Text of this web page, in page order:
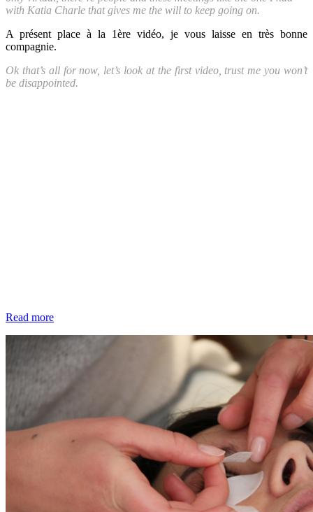
with Katia Charle that gives me the will to keep going on.
A présent place à la 1ère vidéo, je vous laisse en très bonne
compagnie.
Ok that’s all for now, let’s look at the first video, trust me you won’t
be disappointed.
Read more